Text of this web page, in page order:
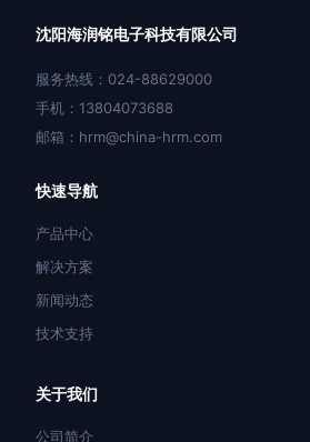
沈阳海润铭电子科技有限公司
服务热线：024-88629000
手机：13804073688
邮箱：hrm@china-hrm.com
快速导航
产品中心
解决方案
新闻动态
技术支持
关于我们
公司简介